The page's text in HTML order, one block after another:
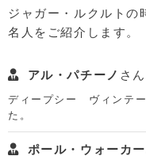
ジャガー・ルクルトの
名人をご紹介します。
アル・パチーノ さ
ディープシー ヴィンテー
た。
ポール・ウォーカー